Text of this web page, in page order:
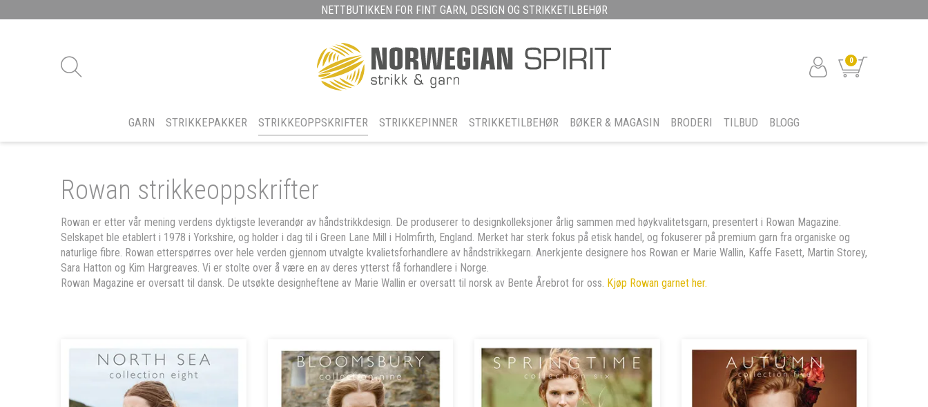
NETTBUTIKKEN FOR FINT GARN, DESIGN OG STRIKKETILBEHØR
0
GARN STRIKKEPAKKER STRIKKEOPPSKRIFTER STRIKKEPINNER STRIKKETILBEHØR BØKER & MAGASIN BRODERI TILBUD BLOGG
Rowan strikkeoppskrifter
Rowan er etter vår mening verdens dyktigste leverandør av håndstrikkdesign. De produserer to designkolleksjoner årlig sammen med høykvalitetsgarn, presentert i Rowan Magazine.
Selskapet ble etablert i 1978 i Yorkshire, og holder i dag til i Green Lane Mill i Holmfirth, England. Merket har sterk fokus på etisk handel, og fokuserer på premium garn fra organiske og
naturlige fibre. Rowan etterspørres over hele verden gjennom utvalgte kvalietsforhandlere av håndstrikkegarn. Anerkjente designere hos Rowan er Marie Wallin, Kaffe Fasett, Martin Storey,
Sara Hatton og Kim Hargreaves. Vi er stolte over å være en av deres ytterst få forhandlere i Norge.
Rowan Magazine er oversatt til dansk. De utsøkte designheftene av Marie Wallin er oversatt til norsk av Bente Årebrot for oss. Kjøp Rowan garnet her.